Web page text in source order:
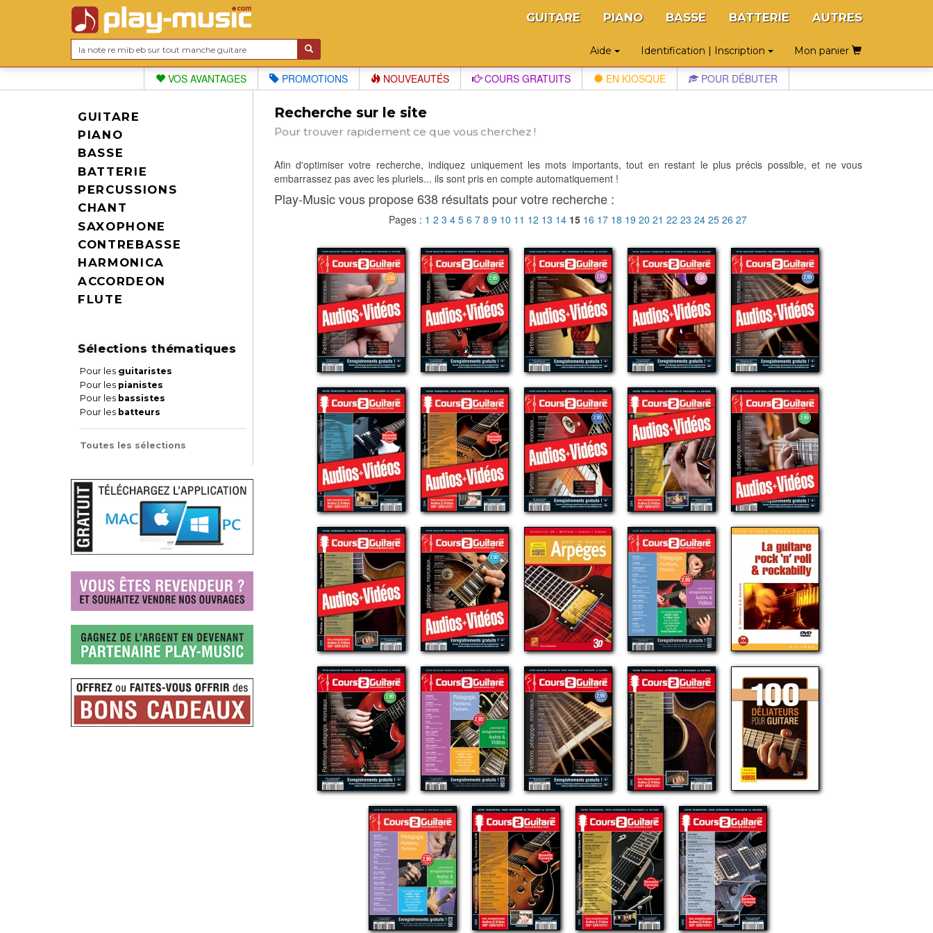
GUITARE PIANO BASSE BATTERIE AUTRES
Aide Identification | Inscription Mon panier
VOS AVANTAGES PROMOTIONS NOUVEAUTÉS COURS GRATUITS EN KIOSQUE POUR DÉBUTER
GUITARE
PIANO
BASSE
BATTERIE
PERCUSSIONS
CHANT
SAXOPHONE
CONTREBASSE
HARMONICA
ACCORDEON
FLUTE
Sélections thématiques
Pour les guitaristes
Pour les pianistes
Pour les bassistes
Pour les batteurs
Toutes les sélections
Recherche sur le site
Pour trouver rapidement ce que vous cherchez !
Afin d'optimiser votre recherche, indiquez uniquement les mots importants, tout en restant le plus précis possible, et ne vous
embarrassez pas avec les pluriels... ils sont pris en compte automatiquement !
Play-Music vous propose 638 résultats pour votre recherche :
Pages : 1 2 3 4 5 6 7 8 9 10 11 12 13 14 15 16 17 18 19 20 21 22 23 24 25 26 27